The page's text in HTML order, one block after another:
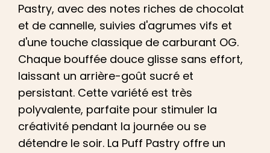
Pastry, avec des notes riches de chocolat
et de cannelle, suivies d'agrumes vifs et
d'une touche classique de carburant OG.
Chaque bouffée douce glisse sans effort,
laissant un arrière-goût sucré et
persistant. Cette variété est très
polyvalente, parfaite pour stimuler la
créativité pendant la journée ou se
détendre le soir. La Puff Pastry offre un